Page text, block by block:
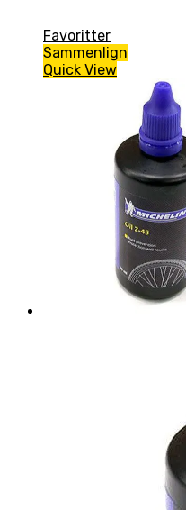
Favoritter
Sammenlign
Quick View